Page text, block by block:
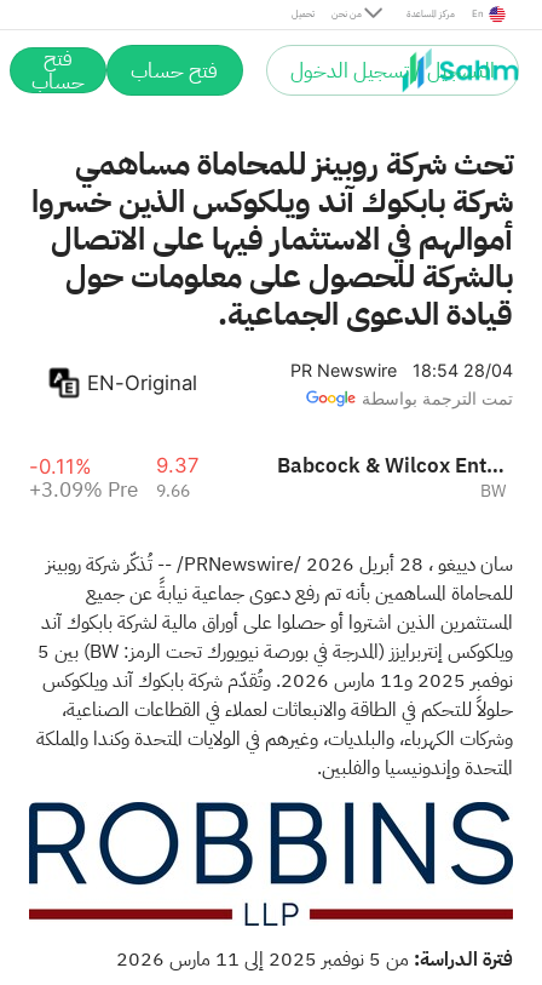
تحميل من نحن مركز المساعدة En
التسجيل / تسجيل الدخول فتح حساب فتح
حساب
تحث شركة روبينز للمحاماة مساهمي
شركة بابكوك آند ويلكوكس الذين خسروا
أموالهم في الاستثمار فيها على الاتصال
بالشركة للحصول على معلومات حول
قيادة الدعوى الجماعية.
PR Newswire
18:54 28/04
تمت الترجمة بواسطة
EN-Original
Babcock & Wilcox Enterprises Inc
BW
9.37
9.66
-0.11%
+3.09% Pre
سان دييغو، 28 أبريل 2026 /PRNewswire/ -- تُذكّر
شركة روبينز
للمحاماة المساهمين بأنه تم رفع دعوى جماعية نيابةً عن جميع
المستثمرين الذين اشتروا أو حصلوا على أوراق مالية لشركة بابكوك آند
ويلكوكس إنتربرايزز (المدرجة في بورصة نيويورك تحت الرمز: BW) بين 5
نوفمبر 2025 و11 مارس 2026. وتُقدّم شركة بابكوك آند ويلكوكس
حلولاً للتحكم في الطاقة والانبعاثات لعملاء في القطاعات الصناعية،
وشركات الكهرباء، والبلديات، وغيرهم في الولايات المتحدة وكندا والمملكة
المتحدة وإندونيسيا والفلبين.
فترة الدراسة: من 5 نوفمبر 2025 إلى 11 مارس 2026